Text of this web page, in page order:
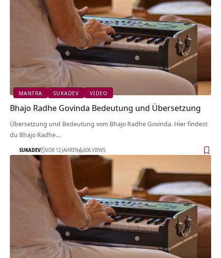
MANTRA SUKADEV VIDEO
Bhajo Radhe Govinda Bedeutung und Übersetzung
Übersetzung und Bedeutung vom Bhajo Radhe Govinda. Hier findest
du Bhajo Radhe…
SUKADEV VOR 12 JAHREN 606 VIEWS